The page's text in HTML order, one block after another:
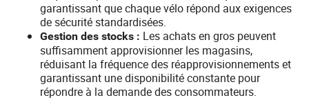
garantissant que chaque vélo répond aux exigences
de sécurité standardisées.
Gestion des stocks : Les achats en gros peuvent
suffisamment approvisionner les magasins,
réduisant la fréquence des réapprovisionnements et
garantissant une disponibilité constante pour
répondre à la demande des consommateurs.